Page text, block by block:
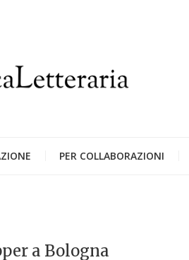
PER COLLABORAZIONI
a Bologna